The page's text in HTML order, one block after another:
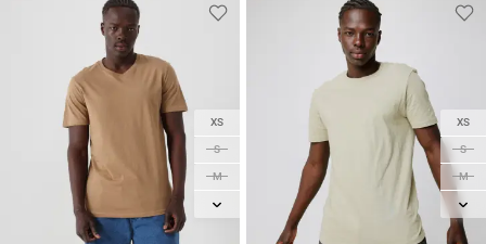
XS
S
M
L
XL
XS
S
M
L